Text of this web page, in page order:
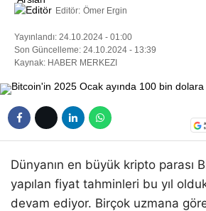
Editör: Ömer Ergin
Yayınlandı: 24.10.2024 - 01:00
Son Güncelleme: 24.10.2024 - 13:39
Kaynak: HABER MERKEZI
Dünyanın en büyük kripto parası
yapılan fiyat tahminleri bu yıl
devam ediyor. Birçok uzmana